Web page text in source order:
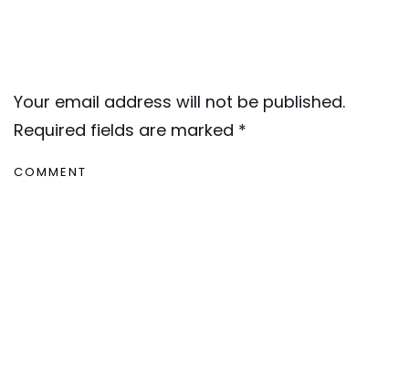
Your email address will not be published.
Required fields are marked *
COMMENT